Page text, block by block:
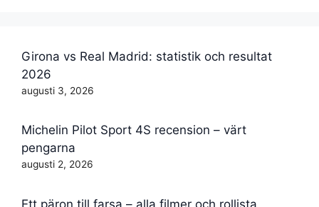
Girona vs Real Madrid: statistik och resultat
2026
augusti 3, 2026
Michelin Pilot Sport 4S recension – värt
pengarna
augusti 2, 2026
Ett päron till farsa – alla filmer och rollista